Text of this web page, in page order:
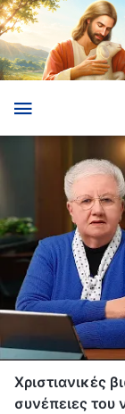
Χριστιανικές
συνέπειες του